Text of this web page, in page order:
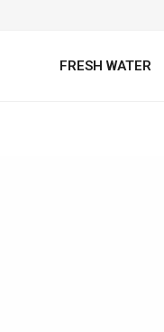
FRESH WATER